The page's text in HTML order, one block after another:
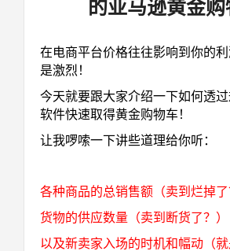
的亚马逊黄金
在电商平台价格往往影响到你的
是激烈！
今天就要跟大家介绍一下如何透
软件快速取得黄金购物车！
让我啰嗦一下讲些道理给你听：
各种商品的总销售额（卖到烂掉了
货物的供应数量（卖到断货了？）
以及新卖家入场的时机和幅动（